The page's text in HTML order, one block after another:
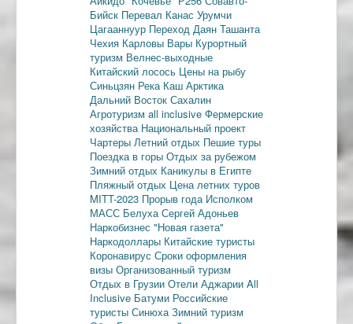
Бийск Перевал Канас Урумчи
Цагааннуур Переход Даян Ташанта
Чехия Карловы Вары Курортный
туризм Велнес-выходные
Китайский лосось Цены на рыбу
Синьцзян Река Каш Арктика
Дальний Восток Сахалин
Агротуризм all inclusive Фермерские
хозяйства Национальный проект
Чартеры Летний отдых Пешие туры
Поездка в горы Отдых за рубежом
Зимний отдых Каникулы в Египте
Пляжный отдых Цена летних туров
MITT-2023 Прорыв года Исполком
МАСС Белуха Сергей Адоньев
Наркобизнес "Новая газета"
Наркодоллары Китайские туристы
Коронавирус Сроки оформления
визы Организованный туризм
Отдых в Грузии Отели Аджарии All
Inclusive Батуми Российские
туристы Синюха Зимний туризм